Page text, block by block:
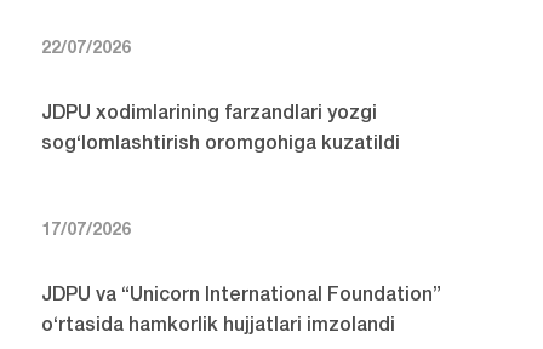
22/07/2026
JDPU xodimlarining farzandlari yozgi
sog‘lomlashtirish oromgohiga kuzatildi
17/07/2026
JDPU va “Unicorn International Foundation”
o‘rtasida hamkorlik hujjatlari imzolandi